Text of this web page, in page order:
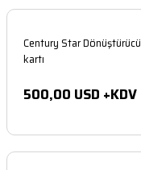
Parçaları
Century Star Dönüştürücü
kartı
500,00 USD +KDV